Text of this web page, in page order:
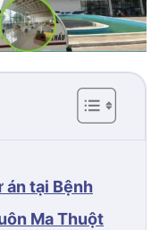
án tại Bệnh
Ma Thuột